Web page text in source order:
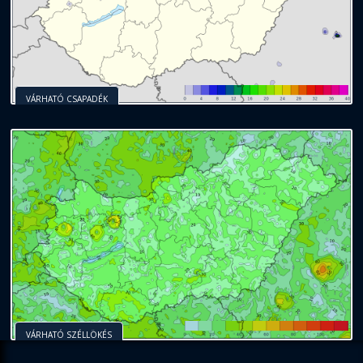
VÁRHATÓ CSAPADÉK
VÁRHATÓ SZÉLLÖKÉS